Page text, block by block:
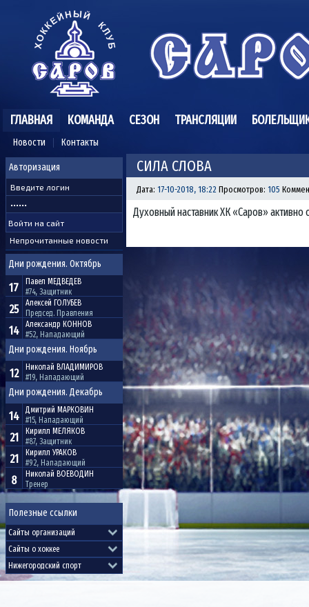
ГЛАВНАЯ
Новости Контакты
КОМАНДА СЕЗОН ТРАНСЛЯЦИИ
Авторизация
Непрочитанные новости
Дни рождения. Октябрь
17 Павел МЕДВЕДЕВ
#74, Защитник
25 Алексей ГОЛУБЕВ
Председ. Правления
14 Александр КОННОВ
#52, Нападающий
Дни рождения. Ноябрь
12 Николай ВЛАДИМИРОВ
#19, Нападающий
Дни рождения. Декабрь
14 Дмитрий МАРКОВИН
#15, Нападающий
21 Кирилл МЕЛЯКОВ
#87, Защитник
21 Кирилл УРАКОВ
#92, Нападающий
8 Николай ВОЕВОДИН
Тренер
Полезные ссылки
СИЛА СЛОВА
Дата: 17-10-2018, 18:22 Просмотров: 105
Духовный наставник ХК «Саров»